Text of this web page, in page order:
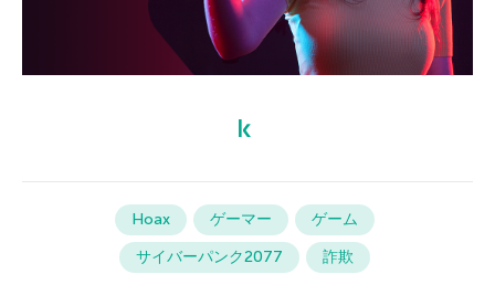
Hoax ゲーマー
ゲーム
サイバーパンク2077
詐欺